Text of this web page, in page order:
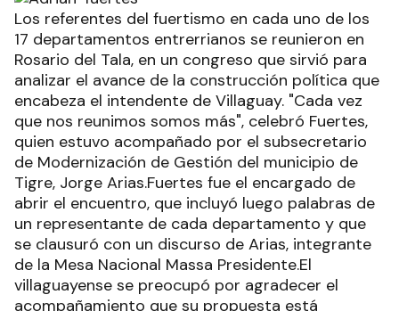
Los referentes del fuertismo en cada uno de los
17 departamentos entrerrianos se reunieron en
Rosario del Tala, en un congreso que sirvió para
analizar el avance de la construcción política que
encabeza el intendente de Villaguay. "Cada vez
que nos reunimos somos más", celebró Fuertes,
quien estuvo acompañado por el subsecretario
de Modernización de Gestión del municipio de
Tigre, Jorge Arias.Fuertes fue el encargado de
abrir el encuentro, que incluyó luego palabras de
un representante de cada departamento y que
se clausuró con un discurso de Arias, integrante
de la Mesa Nacional Massa Presidente.El
villaguayense se preocupó por agradecer el
acompañamiento que su propuesta está